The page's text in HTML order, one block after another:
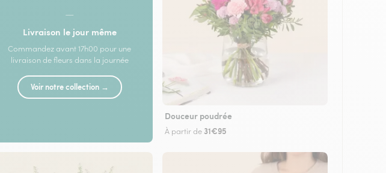
—
Livraison le jour même
Commandez avant 17h00 pour une
livraison de fleurs dans la journée
Voir notre collection →
Douceur poudrée
À partir de 31€95